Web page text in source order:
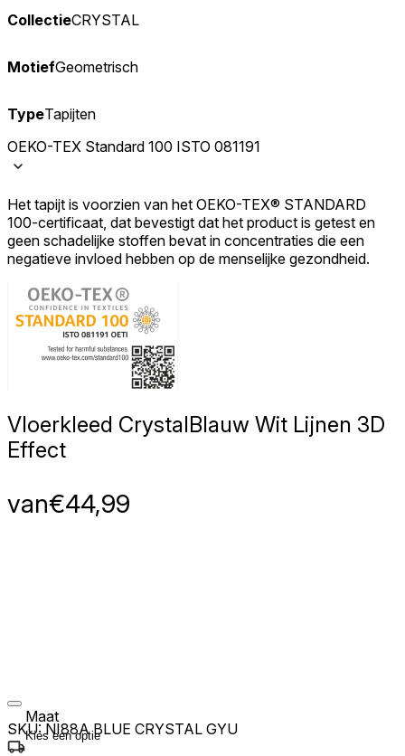
CollectieCRYSTAL
MotiefGeometrisch
TypeTapijten
OEKO-TEX Standard 100 ISTO 081191
Het tapijt is voorzien van het OEKO-TEX® STANDARD
100-certificaat, dat bevestigt dat het product is getest en
geen schadelijke stoffen bevat in concentraties die een
negatieve invloed hebben op de menselijke gezondheid.
Vloerkleed CrystalBlauw Wit Lijnen 3D
Effect
van€44,99
Maat
SKU: NI88A BLUE CRYSTAL GYU